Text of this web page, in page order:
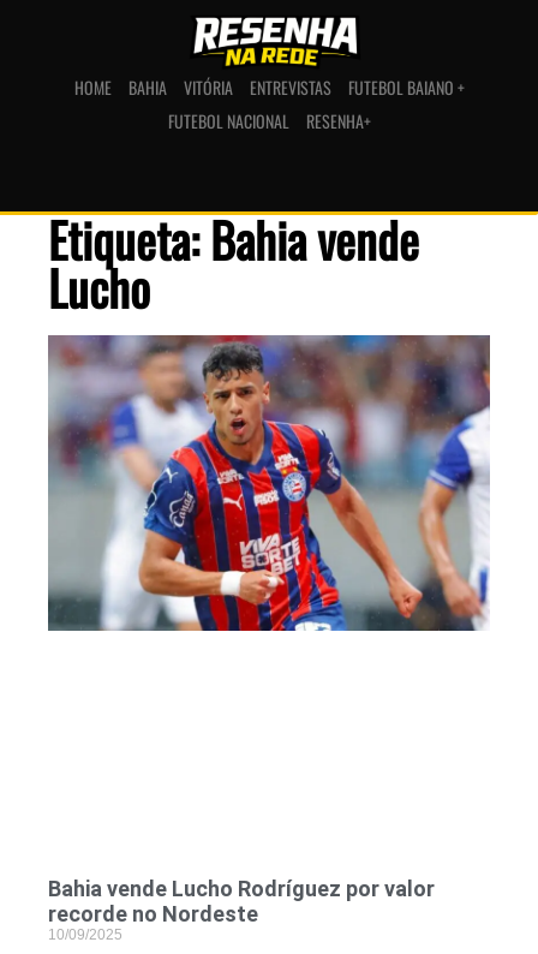
HOME BAHIA VITÓRIA ENTREVISTAS
FUTEBOL BAIANO +
FUTEBOL NACIONAL
RESENHA+
Etiqueta: Bahia vende
Lucho
Bahia vende Lucho Rodríguez por valor
recorde no Nordeste
10/09/2025